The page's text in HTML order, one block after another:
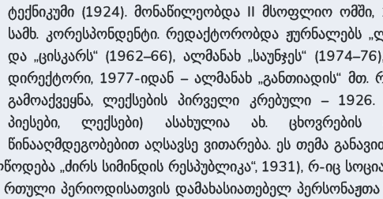
ტექნიკუმი (1924). მონაწილეობდა II მსოფლიო
სამხ. კორესპონდენტი. რედაქტორობდა ჟურნალებს
და „ცისკარს“ (1962–66), ალმანახ „საუნჯეს“
დირექტორი, 1977-იდან – ალმანახ „განთიადის“
გამოაქვეყნა, ლექსების პირველი კრებული – 1926.
პიესები, ლექსები) ასახულია ახ.
წინააღმდეგობებით აღსავსე ვითარება. ეს თემა
„ძირს სიმინდის რესპუბლიკა“, 1931), რ-იც
რთული პერიოდისათვის დამახასიათებელ პერსონაჟთა